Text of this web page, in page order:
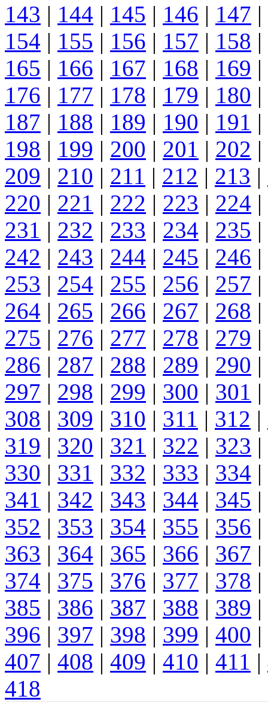
143 | 144 | 145 | 146 | 147 |
154 | 155 | 156 | 157 | 158 |
165 | 166 | 167 | 168 | 169 |
176 | 177 | 178 | 179 | 180 |
187 | 188 | 189 | 190 | 191 |
198 | 199 | 200 | 201 | 202 |
209 | 210 | 211 | 212 | 213 |
220 | 221 | 222 | 223 | 224 |
231 | 232 | 233 | 234 | 235 |
242 | 243 | 244 | 245 | 246 |
253 | 254 | 255 | 256 | 257 |
264 | 265 | 266 | 267 | 268 |
275 | 276 | 277 | 278 | 279 |
286 | 287 | 288 | 289 | 290 |
297 | 298 | 299 | 300 | 301 |
308 | 309 | 310 | 311 | 312 |
319 | 320 | 321 | 322 | 323 |
330 | 331 | 332 | 333 | 334 |
341 | 342 | 343 | 344 | 345 |
352 | 353 | 354 | 355 | 356 |
363 | 364 | 365 | 366 | 367 |
374 | 375 | 376 | 377 | 378 |
385 | 386 | 387 | 388 | 389 |
396 | 397 | 398 | 399 | 400 |
407 | 408 | 409 | 410 | 411 |
418